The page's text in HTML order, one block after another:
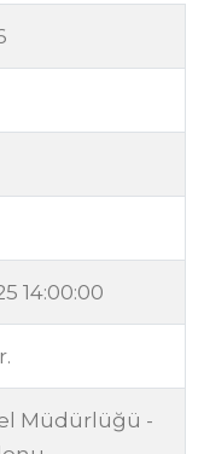
14:00:00
Müdürlüğü -